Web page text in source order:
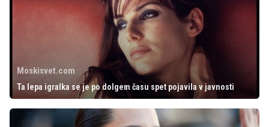
Moskisvet.com
Ta lepa igralka se je po dolgem času spet pojavila v javnosti